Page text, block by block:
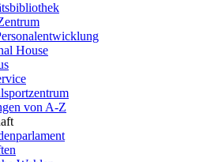
House
von A-Z